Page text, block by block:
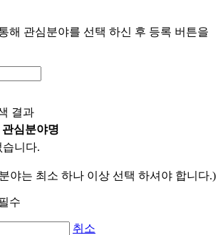
해 관심분야를 선택 하신 후 등록 버튼을
결과
관심분야명
니다.
야는 최소 하나 이상 선택 하셔야 합니다.)
취소